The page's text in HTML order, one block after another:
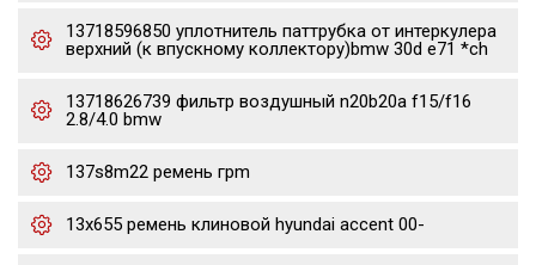
13718596850 уплотнитель паттрубка от интеркулера
верхний (к впускному коллектору)bmw 30d e71 *ch
13718626739 фильтр воздушный n20b20a f15/f16
2.8/4.0 bmw
137s8m22 ремень грm
13x655 ремень клиновой hyundai accent 00-